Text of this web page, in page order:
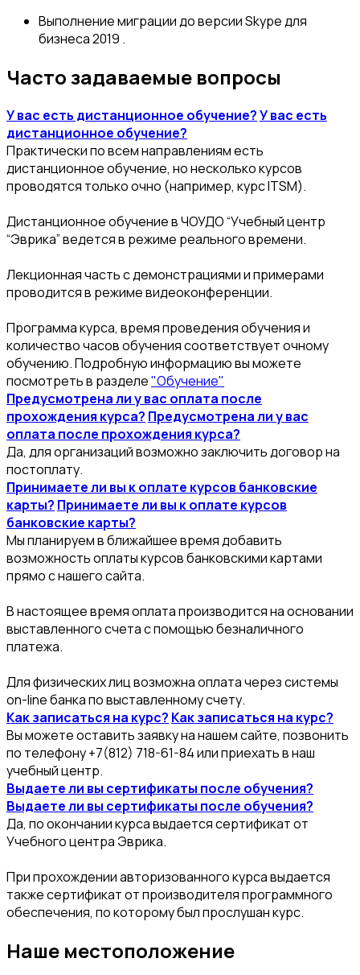
Выполнение миграции до версии Skype для
бизнеса 2019 .
Часто задаваемые вопросы
У вас есть дистанционное обучение?У вас есть
дистанционное обучение?
Практически по всем направлениям есть
дистанционное обучение, но несколько курсов
проводятся только очно (например, курс ITSM).
Дистанционное обучение в ЧОУДО “Учебный центр
“Эврика” ведется в режиме реального времени.
Лекционная часть с демонстрациями и примерами
проводится в режиме видеоконференции.
Программа курса, время проведения обучения и
количество часов обучения соответствует очному
обучению. Подробную информацию вы можете
посмотреть в разделе"Обучение"
Предусмотрена ли у вас оплата после
прохождения курса? Предусмотрена ли у вас
оплата после прохождения курса?
Да, для организаций возможно заключить договор на
постоплату.
Принимаете ли вы к оплате курсов банковские
карты? Принимаете ли вы к оплате курсов
банковские карты?
Мы планируем в ближайшее время добавить
возможность оплаты курсов банковскими картами
прямо с нашего сайта.
В настоящее время оплата производится на основании
выставленного счета с помощью безналичного
платежа.
Для физических лиц возможна оплата через системы
on-line банка по выставленному счету.
Как записаться на курс? Как записаться на курс?
Вы можете оставить заявку на нашем сайте, позвонить
по телефону +7(812) 718-61-84 или приехать в наш
учебный центр.
Выдаете ли вы сертификаты после обучения?
Выдаете ли вы сертификаты после обучения?
Да, по окончании курса выдается сертификат от
Учебного центра Эврика.
При прохождении авторизованного курса выдается
также сертификат от производителя программного
обеспечения, по которому был прослушан курс.
Наше местоположение